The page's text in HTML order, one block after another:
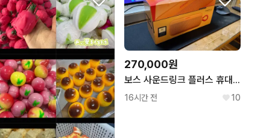
270,000원
보스 사운드링크 플러스 휴대용 스피커 오렌지
16시간 전 10